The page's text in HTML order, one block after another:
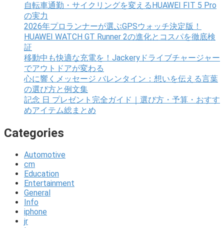
自転車通勤・サイクリングを変えるHUAWEI FIT 5 Pro
の実力
2026年プロランナーが選ぶGPSウォッチ決定版！
HUAWEI WATCH GT Runner 2の進化とコスパを徹底検
証
移動中も快適な充電を！Jackeryドライブチャージャー
でアウトドアが変わる
心に響くメッセージ バレンタイン：想いを伝える言葉
の選び方と例文集
記念 日 プレゼント完全ガイド｜選び方・予算・おすす
めアイテム総まとめ
Categories
Automotive
cm
Education
Entertainment
General
Info
iphone
jr